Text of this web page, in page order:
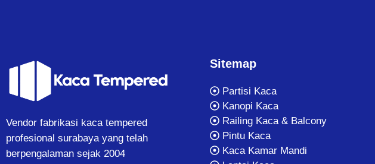
Vendor fabrikasi kaca tempered
profesional surabaya yang telah
berpengalaman sejak 2004
Sitemap
Partisi Kaca
Kanopi Kaca
Railing Kaca & Balcony
Pintu Kaca
Kaca Kamar Mandi